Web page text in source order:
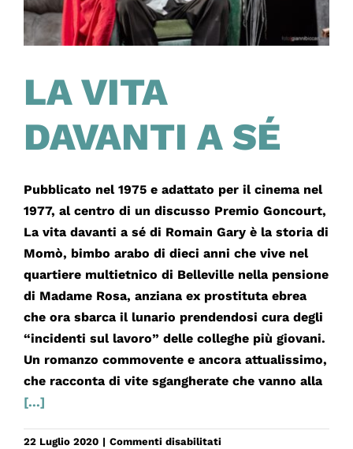
LA VITA
DAVANTI A SÉ
Pubblicato nel 1975 e adattato per il cinema nel
1977, al centro di un discusso Premio Goncourt,
La vita davanti a sé di Romain Gary è la storia di
Momò, bimbo arabo di dieci anni che vive nel
quartiere multietnico di Belleville nella pensione
di Madame Rosa, anziana ex prostituta ebrea
che ora sbarca il lunario prendendosi cura degli
“incidenti sul lavoro” delle colleghe più giovani.
Un romanzo commovente e ancora attualissimo,
che racconta di vite sgangherate che vanno alla
[...]
22 Luglio 2020 | Commenti disabilitatisu